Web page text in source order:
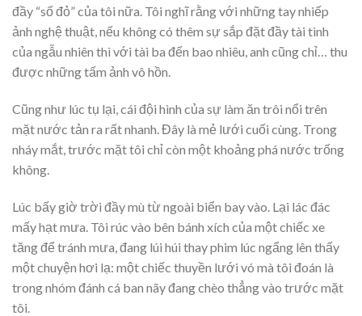
đầy “số đỏ” của tôi nữa. Tôi nghĩ rằng với những tay nhiếp
ảnh nghệ thuật, nếu không có thêm sự sắp đặt đầy tài tình
của ngẫu nhiên thì với tài ba đến bao nhiêu, anh cũng chỉ… thu
được những tấm ảnh vô hồn.
Cũng như lúc tụ lại, cái đội hình của sự làm ăn trôi nổi trên
mặt nước tản ra rất nhanh. Đây là mẻ lưới cuối cùng. Trong
nháy mắt, trước mặt tôi chỉ còn một khoảng phá nước trống
không.
Lúc bấy giờ trời đầy mù từ ngoài biển bay vào. Lại lác đác
mấy hạt mưa. Tôi rúc vào bên bánh xích của một chiếc xe
tăng để tránh mưa, đang lúi húi thay phim lúc ngẩng lên thấy
một chuyện hơi lạ: một chiếc thuyền lưới vó mà tôi đoán là
trong nhóm đánh cá ban nãy đang chèo thẳng vào trước mặt
tôi.